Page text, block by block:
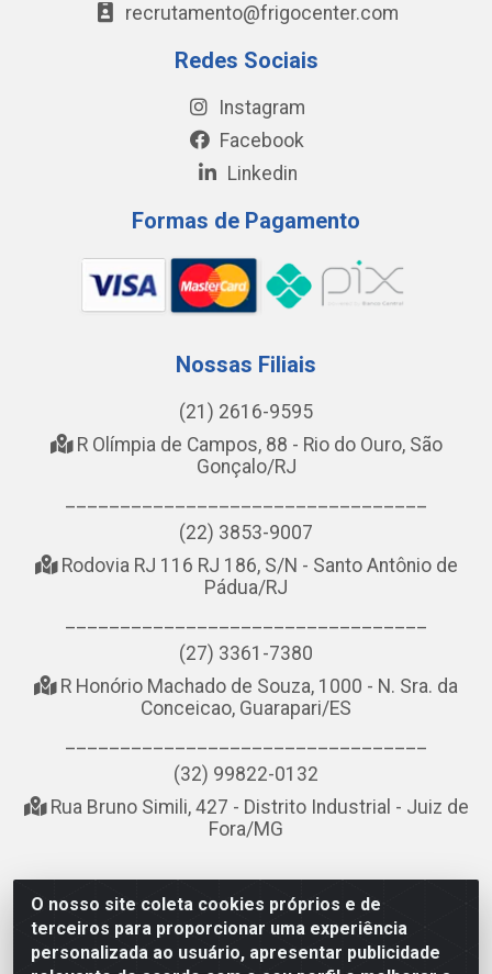
O nosso site coleta cookies próprios e de
terceiros para proporcionar uma experiência
personalizada ao usuário, apresentar publicidade
recrutamento@frigocenter.com
Redes Sociais
Instagram
Facebook
Linkedin
Formas de Pagamento
Nossas Filiais
(21) 2616-9595
R Olímpia de Campos, 88 - Rio do Ouro, São
Gonçalo/RJ
(22) 3853-9007
Rodovia RJ 116 RJ 186, S/N - Santo Antônio de
Pádua/RJ
(27) 3361-7380
R Honório Machado de Souza, 1000 - N. Sra. da
Conceicao, Guarapari/ES
(32) 99822-0132
Rua Bruno Simili, 427 - Distrito Industrial - Juiz de
Fora/MG
NOBREDO COMÉRCIO E LOGÍSTICA LTDA - AV DA ABDIAS
JOSÉ DOS SANTOS, LADO ÍMPAR 8921 - RIO DO OURO, SÃO
GONÇALO/RJ - CEP 24.756-151 - CNPJ 21.074.121/0001-58